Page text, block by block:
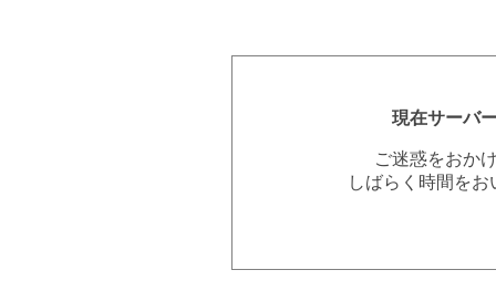
現在サーバ
ご迷惑をおか
しばらく時間を